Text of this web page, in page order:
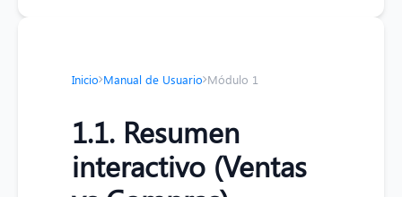
Inicio Manual de Usuario Módulo 1
1.1. Resumen
interactivo (Ventas